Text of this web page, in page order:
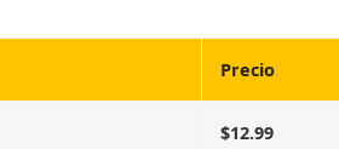
Precio
$12.99